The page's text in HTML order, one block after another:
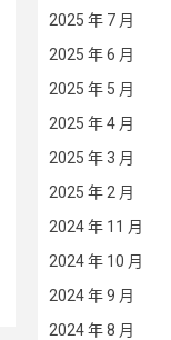
2025 年 7 月
2025 年 6 月
2025 年 5 月
2025 年 4 月
2025 年 3 月
2025 年 2 月
2024 年 11 月
2024 年 10 月
2024 年 9 月
2024 年 8 月